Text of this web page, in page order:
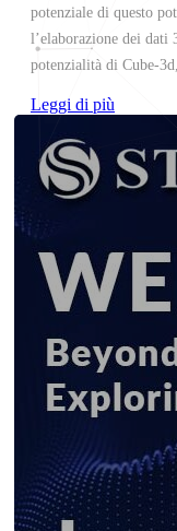
potenziale di questo
l’elaborazione dei
potenzialità di Cube-
Leggi di più